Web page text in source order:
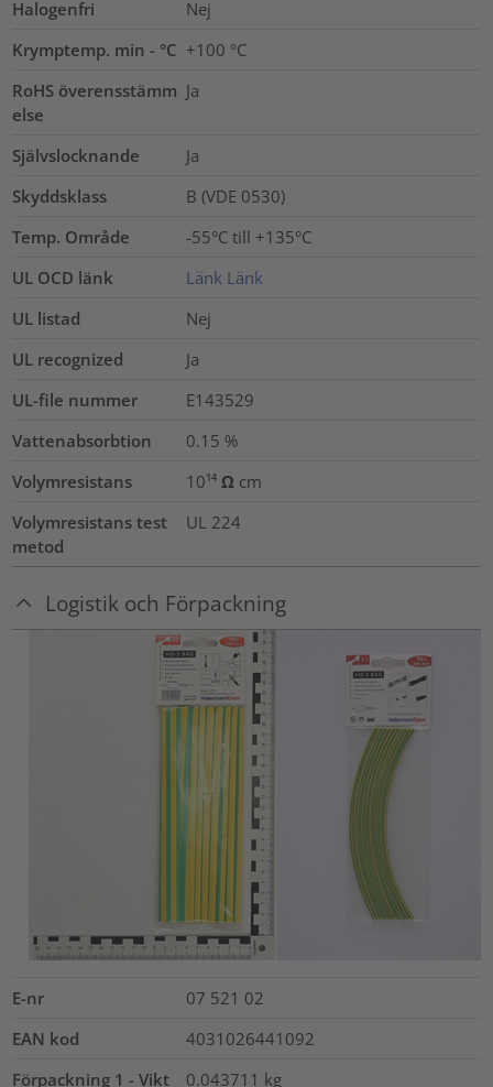
Halogenfri
Nej
Krymptemp. min - °C +100 °C
RoHS överensstämm
else
Ja
Självslocknande
Ja
Skyddsklass
B (VDE 0530)
Temp. Område
-55°C till +135°C
UL OCD länk
Länk Länk
UL listad
Nej
UL recognized
Ja
UL-file nummer
E143529
Vattenabsorbtion
0.15 %
Volymresistans
10¹⁴ Ω cm
Volymresistans test
metod
UL 224
Logistik och Förpackning
E-nr
07 521 02
EAN kod
4031026441092
Förpackning 1 - Vikt
0.043711 kg